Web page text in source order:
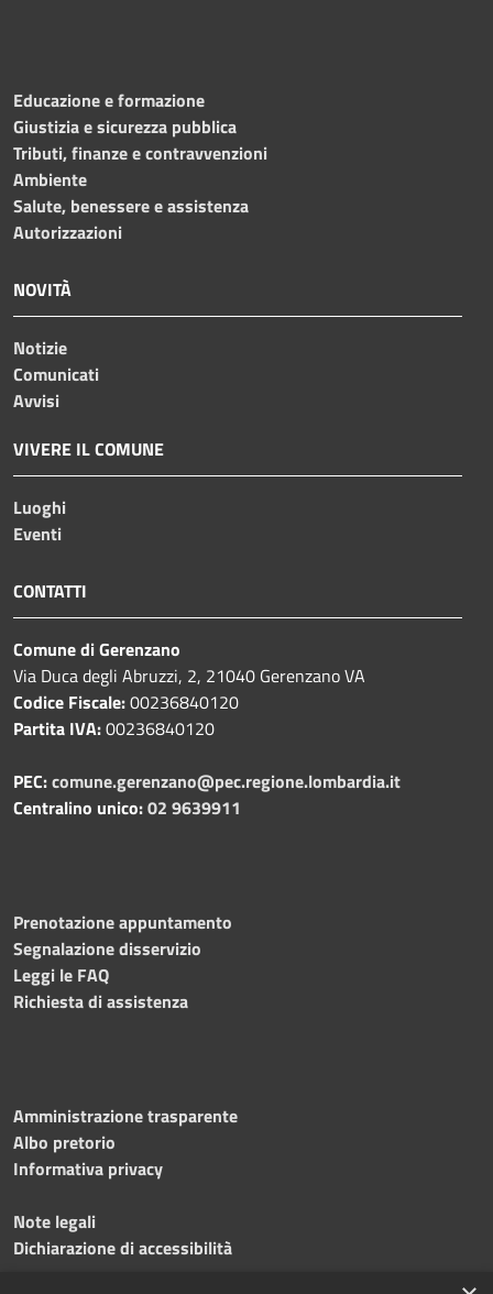
Educazione e formazione
Giustizia e sicurezza pubblica
Tributi, finanze e contravvenzioni
Ambiente
Salute, benessere e assistenza
Autorizzazioni
NOVITÀ
Notizie
Comunicati
Avvisi
VIVERE IL COMUNE
Luoghi
Eventi
CONTATTI
Comune di Gerenzano
Via Duca degli Abruzzi, 2, 21040 Gerenzano VA
Codice Fiscale:00236840120
Partita IVA:00236840120
PEC:comune.gerenzano@pec.regione.lombardia.it
Centralino unico:02 9639911
Prenotazione appuntamento
Segnalazione disservizio
Leggi le FAQ
Richiesta di assistenza
Amministrazione trasparente
Albo pretorio
Informativa privacy
Note legali
Dichiarazione di accessibilità